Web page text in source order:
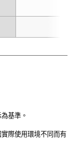
基準。
際使用環境不同而有